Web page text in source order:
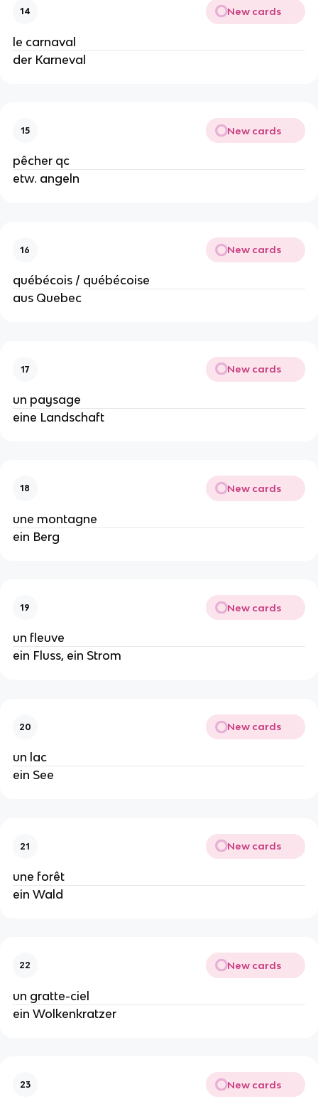
14 New cards
le carnaval
der Karneval
15 New cards
pêcher qc
etw. angeln
16 New cards
québécois / québécoise
aus Quebec
17 New cards
un paysage
eine Landschaft
18 New cards
une montagne
ein Berg
19 New cards
un fleuve
ein Fluss, ein Strom
20 New cards
un lac
ein See
21 New cards
une forêt
ein Wald
22 New cards
un gratte-ciel
ein Wolkenkratzer
23 New cards